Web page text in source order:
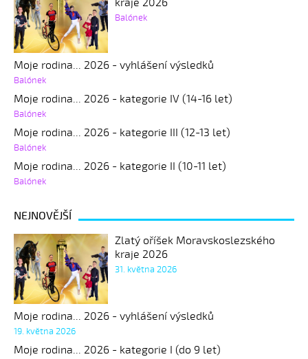
kraje 2026
Balónek
Moje rodina... 2026 - vyhlášení výsledků
Balónek
Moje rodina... 2026 - kategorie IV (14-16 let)
Balónek
Moje rodina... 2026 - kategorie III (12-13 let)
Balónek
Moje rodina... 2026 - kategorie II (10-11 let)
Balónek
NEJNOVĚJŠÍ
Zlatý oříšek Moravskoslezského
kraje 2026
31. května 2026
Moje rodina... 2026 - vyhlášení výsledků
19. května 2026
Moje rodina... 2026 - kategorie I (do 9 let)